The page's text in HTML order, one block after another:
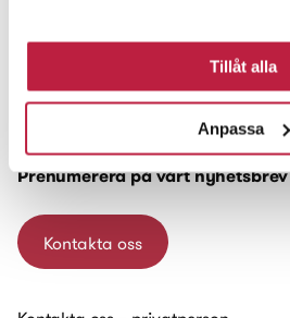
Tillåt alla
Anpassa
Box 223
Prenumerera på vårt nyhetsbrev
Kontakta oss